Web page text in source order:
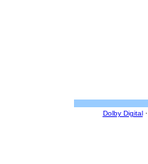
Dolby Digital·